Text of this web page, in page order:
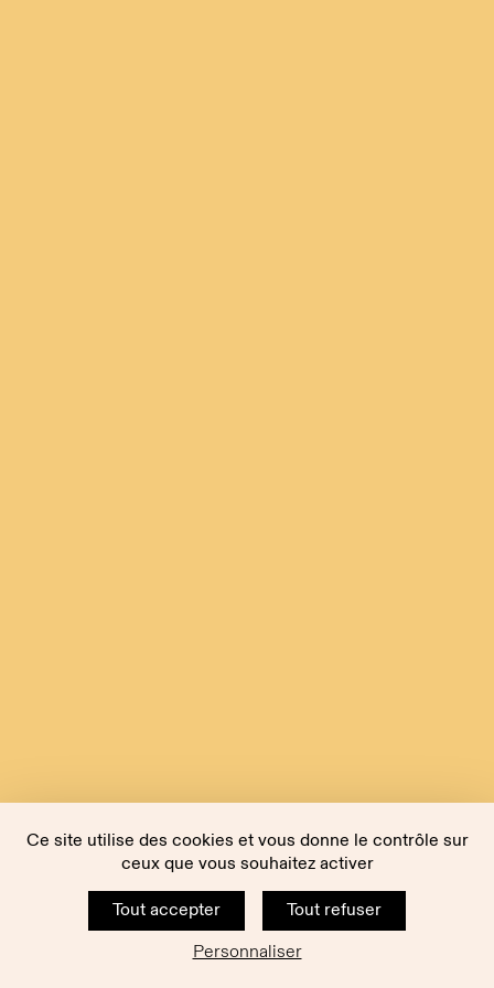
Ce site utilise des cookies et vous donne le contrôle sur
ceux que vous souhaitez activer
Tout accepter
Tout refuser
Personnaliser